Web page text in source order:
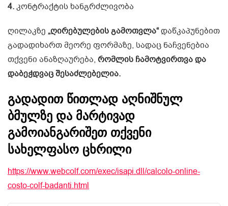
4.კონტრაქტის ხანგრძლივობა
ღილაკზე „ღირებულების გამოთვლა“დაწკაპუნებით
გადადიხართ მეორე ფორმაზე, სადაც ნაჩვენებია
თქვენი ანაზღაურება, რომლის ჩამოტვირთვა და
დაბეჭდვაც შესაძლებელია.
გადადით წითლად აღნიშნულ
ბმულზე და მარტივად
გამოიანგარიშეთ თქვენი
სახელფასო ცხრილი
https://www.webcolf.com/exec/isapi.dll/calcolo-online-
costo-colf-badanti.html